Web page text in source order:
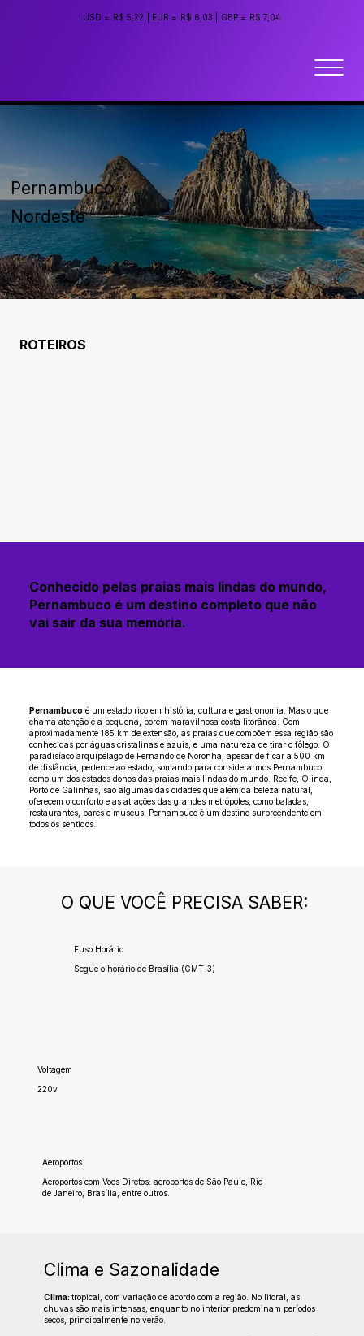
USD = R$ 5,22 EUR = R$ 6,03 GBP = R$ 7,04
Pernambuco
Nordeste
Conhecido pelas praias mais lindas do mundo,
Pernambuco é um destino completo que não
vai sair da sua memória.
ROTEIROS
Pernambuco é um estado rico em história, cultura e gastronomia. Mas o que
chama atenção é a pequena, porém maravilhosa costa litorânea. Com
aproximadamente 185 km de extensão, as praias que compõem essa região são
conhecidas por águas cristalinas e azuis, e uma natureza de tirar o fôlego. O
paradisíaco arquipélago de Fernando de Noronha, apesar de ficar a 500 km
de distância, pertence ao estado, somando para considerarmos Pernambuco
como um dos estados donos das praias mais lindas do mundo. Recife, Olinda,
Porto de Galinhas, são algumas das cidades que além da beleza natural,
oferecem o conforto e as atrações das grandes metrópoles, como baladas,
restaurantes, bares e museus. Pernambuco é um destino surpreendente em
todos os sentidos.
Clima e Sazonalidade
Clima:tropical, com variação de acordo com a região. No litoral, as
chuvas são mais intensas, enquanto no interior predominam períodos
secos, principalmente no verão.
O QUE VOCÊ PRECISA SABER:
Fuso Horário
Segue o horário de Brasília (GMT-3)
Voltagem
220v
Aeroportos
Aeroportos com Voos Diretos: aeroportos de São Paulo, Rio
de Janeiro, Brasília, entre outros.